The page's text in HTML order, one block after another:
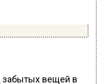
забытых вещей в